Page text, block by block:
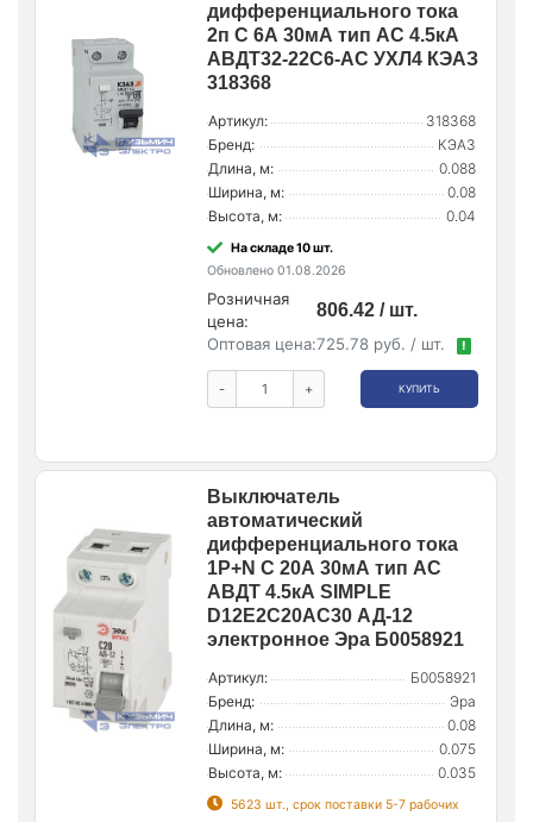
дифференциального тока
2п C 6А 30мА тип AC 4.5кА
АВДТ32-22C6-AC УХЛ4 КЭАЗ
318368
Артикул:
318368
Бренд:
КЭАЗ
Длина, м:
0.088
Ширина, м:
0.08
Высота, м:
0.04
На складе 10 шт.
Обновлено 01.08.2026
Розничная
цена:
806.42 / шт.
Оптовая цена:725.78 руб. / шт. !
- + КУПИТЬ
Выключатель
автоматический
дифференциального тока
1P+N C 20А 30мА тип АС
АВДТ 4.5кА SIMPLE
D12E2C20AC30 АД-12
электронное Эра Б0058921
Артикул:
Б0058921
Бренд:
Эра
Длина, м:
0.08
Ширина, м:
0.075
Высота, м:
0.035
5623 шт., срок поставки 5-7 рабочих